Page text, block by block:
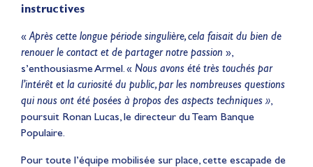
instructives
«Après cette longue période singulière,cela faisait du bien de
renouer le contact et de partager notre passion »,
s’enthousiasme Armel. « Nous avons été très touchés par
l’intérêt et la curiosité du public, par les nombreuses questions
qui nous ont été posées à propos des aspects techniques »,
poursuit Ronan Lucas, le directeur du Team Banque
Populaire.
Pour toute l’équipe mobilisée sur place, cette escapade de